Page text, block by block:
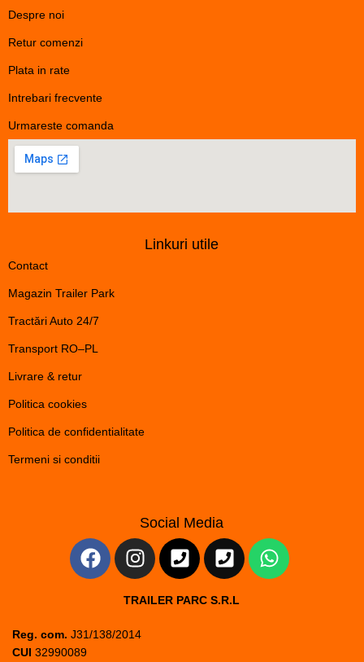
Despre noi
Retur comenzi
Plata in rate
Intrebari frecvente
Urmareste comanda
Linkuri utile
Contact
Magazin Trailer Park
Tractări Auto 24/7
Transport RO–PL
Livrare & retur
Politica cookies
Politica de confidentialitate
Termeni si conditii
Social Media
TRAILER PARC S.R.L
Reg. com. J31/138/2014
CUI 32990089